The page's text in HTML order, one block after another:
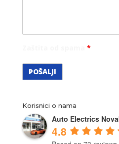
*
Korisnici o nama
Auto Electrics
4.8